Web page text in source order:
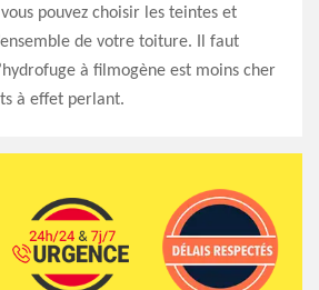
pouvez choisir les teintes et
de votre toiture. Il faut
à filmogène est moins cher
à effet perlant.